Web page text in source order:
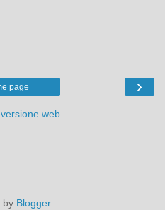
›
page
web
by Blogger.